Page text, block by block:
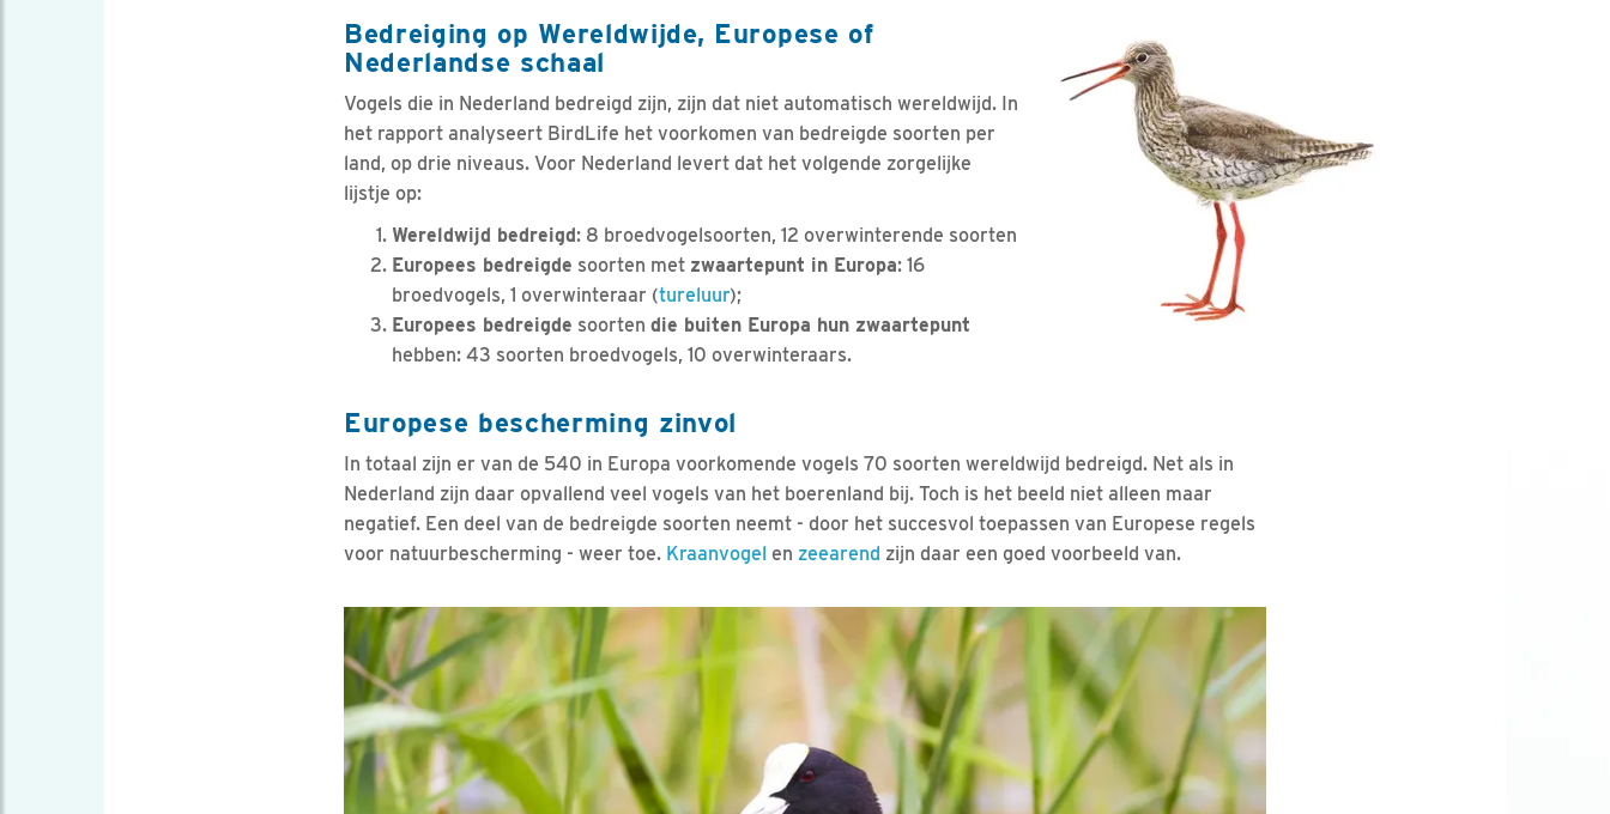
Bedreiging op Wereldwijde, Europese of
Nederlandse schaal
Vogels die in Nederland bedreigd zijn, zijn dat niet automatisch wereldwijd. In
het rapport analyseert BirdLife het voorkomen van bedreigde soorten per
land, op drie niveaus. Voor Nederland levert dat het volgende zorgelijke
lijstje op:
Wereldwijd bedreigd: 8 broedvogelsoorten, 12 overwinterende soorten
Europees bedreigde soorten met zwaartepunt in Europa: 16
broedvogels, 1 overwinteraar (tureluur);
Europees bedreigde soorten die buiten Europa hun zwaartepunt
hebben: 43 soorten broedvogels, 10 overwinteraars.
Europese bescherming zinvol
In totaal zijn er van de 540 in Europa voorkomende vogels 70 soorten wereldwijd bedreigd. Net als in
Nederland zijn daar opvallend veel vogels van het boerenland bij. Toch is het beeld niet alleen maar
negatief. Een deel van de bedreigde soorten neemt - door het succesvol toepassen van Europese regels
voor natuurbescherming - weer toe. Kraanvogel en zeearend zijn daar een goed voorbeeld van.